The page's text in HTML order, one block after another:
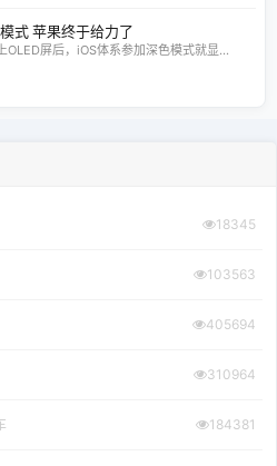
式 苹果终于给力了
OLED屏后，iOS体系参加深色模式就显...
18345
103563
405694
310964
184381